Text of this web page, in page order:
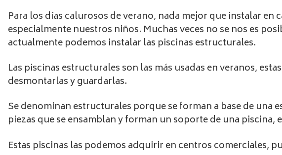
Para los días calurosos de verano, nada mejor que instalar
especialmente nuestros niños. Muchas veces no se nos es
actualmente podemos instalar las piscinas estructurales.
Las piscinas estructurales son las más usadas en veranos,
desmontarlas y guardarlas.
Se denominan estructurales porque se forman a base de una
piezas que se ensamblan y forman un soporte de una piscina,
Estas piscinas las podemos adquirir en centros comerciales,